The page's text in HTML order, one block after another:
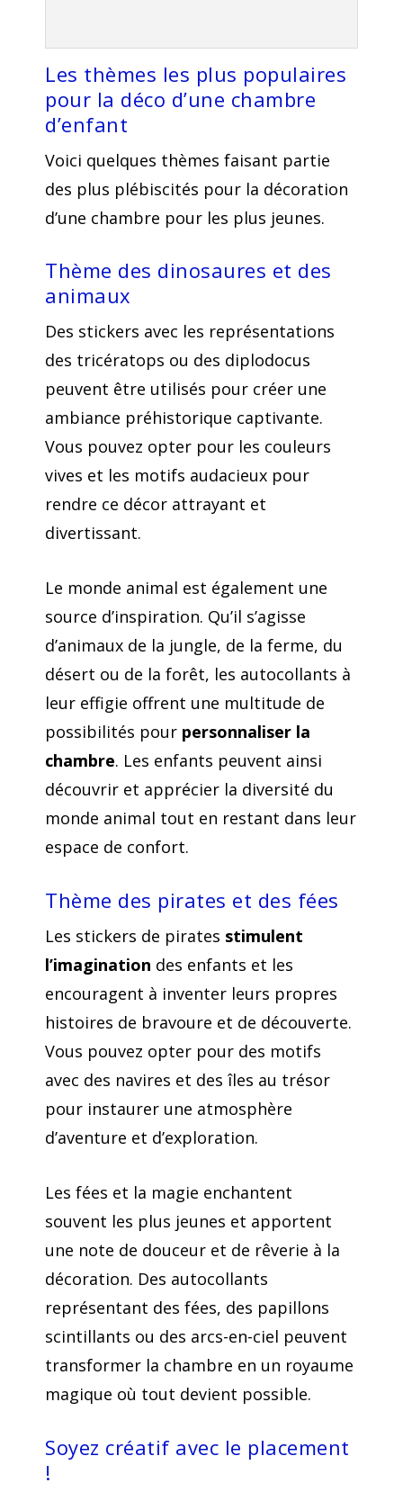
Les thèmes les plus populaires
pour la déco d’une chambre
d’enfant
Voici quelques thèmes faisant partie
des plus plébiscités pour la décoration
d’une chambre pour les plus jeunes.
Thème des dinosaures et des
animaux
Des stickers avec les représentations
des tricératops ou des diplodocus
peuvent être utilisés pour créer une
ambiance préhistorique captivante.
Vous pouvez opter pour les couleurs
vives et les motifs audacieux pour
rendre ce décor attrayant et
divertissant.
Le monde animal est également une
source d’inspiration. Qu’il s’agisse
d’animaux de la jungle, de la ferme, du
désert ou de la forêt, les autocollants à
leur effigie offrent une multitude de
possibilités pour personnaliser la
chambre. Les enfants peuvent ainsi
découvrir et apprécier la diversité du
monde animal tout en restant dans leur
espace de confort.
Thème des pirates et des fées
Les stickers de pirates stimulent
l’imagination des enfants et les
encouragent à inventer leurs propres
histoires de bravoure et de découverte.
Vous pouvez opter pour des motifs
avec des navires et des îles au trésor
pour instaurer une atmosphère
d’aventure et d’exploration.
Les fées et la magie enchantent
souvent les plus jeunes et apportent
une note de douceur et de rêverie à la
décoration. Des autocollants
représentant des fées, des papillons
scintillants ou des arcs-en-ciel peuvent
transformer la chambre en un royaume
magique où tout devient possible.
Soyez créatif avec le placement
!